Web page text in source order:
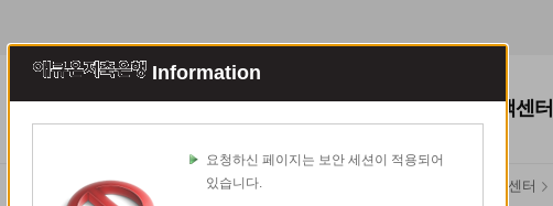
조회이체 예적금상품 대출상품 고객센터
고객센터
Information
요청하신 페이지는 보안 세션이 적용되어
있습니다.